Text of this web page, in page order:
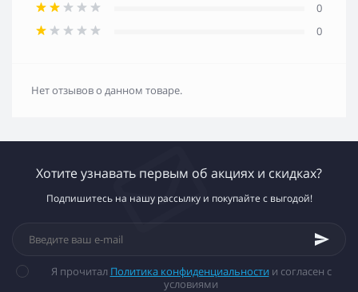
0
0
Нет отзывов о данном товаре.
Хотите узнавать первым об акциях и скидках?
Подпишитесь на нашу рассылку и покупайте с выгодой!
Я прочитал Политика конфиденциальности и согласен с
условиями